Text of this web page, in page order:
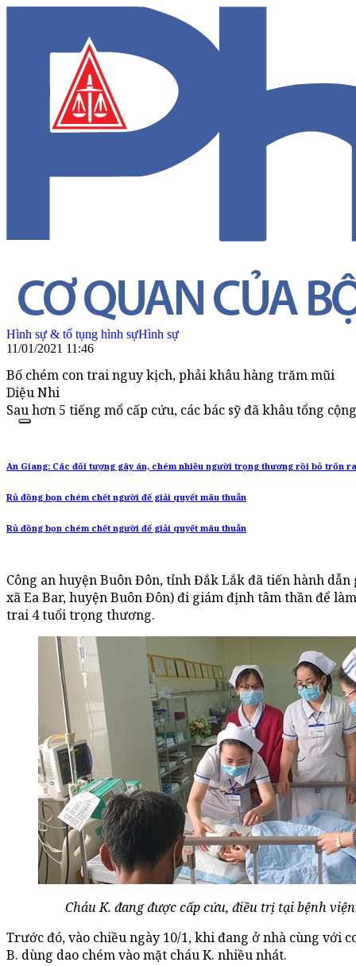
Hình sự & tố tụng hình sựHình sự
11/01/2021 11:46
Bố chém con trai nguy kịch, phải khâu hàng trăm mũi
Diệu Nhi
Sau hơn 5 tiếng mổ cấp cứu, các bác sỹ đã khâu tổng
An Giang: Các đối tượng gây án, chém nhiều người trọng thương rồi bỏ trốn
Rủ đồng bọn chém chết người để giải quyết mâu thuẫn
Rủ đồng bọn chém chết người để giải quyết mâu thuẫn
Công an huyện Buôn Đôn, tỉnh Đắk Lắk đã tiến hành dẫn
xã Ea Bar, huyện Buôn Đôn) đi giám định tâm thần để
trai 4 tuổi trọng thương.
Cháu K. đang được cấp cứu, điều trị tại bệnh
Trước đó, vào chiều ngày 10/1, khi đang ở nhà cùng với
B. dùng dao chém vào mặt cháu K. nhiều nhát.